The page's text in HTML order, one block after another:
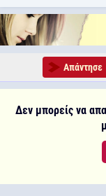
Απάντησε
Δεν μπορείς να